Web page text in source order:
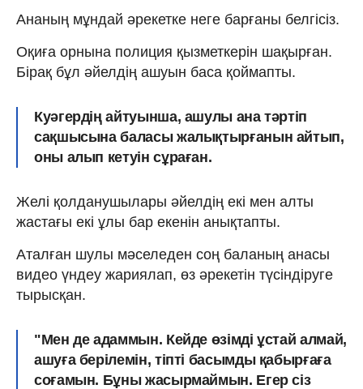
Ананың мұндай әрекетке неге барғаны белгісіз.
Оқиға орнына полиция қызметкерін шақырған.
Бірақ бұл әйелдің ашуын баса қоймапты.
Куәгердің айтуынша, ашулы ана тәртіп
сақшысына баласы жалықтырғанын айтып,
оны алып кетуін сұраған.
Желі қолданушылары әйелдің екі мен алты
жастағы екі ұлы бар екенін анықтапты.
Аталған шулы мәселеден соң баланың анасы
видео үндеу жариялап, өз әрекетін түсіндіруге
тырысқан.
"Мен де адаммын. Кейде өзімді ұстай алмай,
ашуға берілемін, тіпті басымды қабырғаға
соғамын. Бұны жасырмаймын. Егер сіз